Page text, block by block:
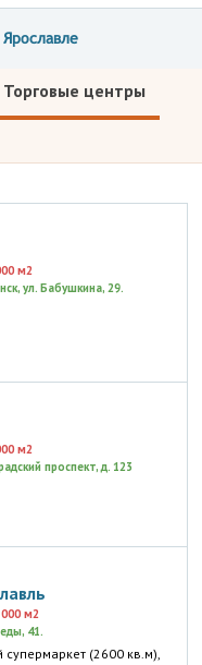
Торговые центры
м2
ул. Бабушкина, 29.
м2
проспект, д. 123
м2
41.
супермаркет (2600 кв.м),